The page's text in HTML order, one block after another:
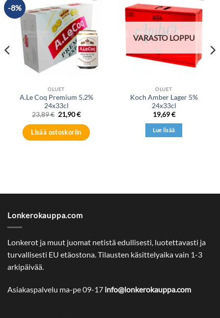
-8%
OLUET
A.Le Coq Premium 5,2%
24x33cl
23,89€ Alkuperäinen
hinta
oli:
23,89 €.
21,90€Nykyinen
on:
21,90 €.
Lisää ostoskoriin
Add to
wishlist
VARASTO LOPPU
OLUET
Koch Amber Lager 5%
24x33cl
19,69€
Lue lisää
Lonkerokauppa.com
Lonkerot ja muut juomat netistä edullisesti, luotettavasti ja
turvallisesti EU etäostona. Tilausten käsittelyaika vain 1-3
arkipäivää.
Asiakaspalvelu ma-pe 09-17 info@lonkerokauppa.com